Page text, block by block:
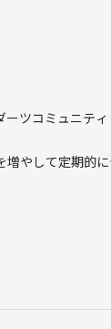
ツコミュニティ
やして定期的
い人が集まる形
なります。